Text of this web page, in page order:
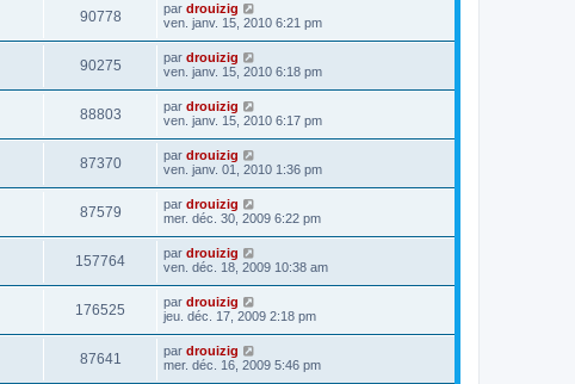
90778 par drouizig
ven. janv. 15, 2010 6:21 pm
90275 par drouizig
ven. janv. 15, 2010 6:18 pm
88803 par drouizig
ven. janv. 15, 2010 6:17 pm
87370 par drouizig
ven. janv. 01, 2010 1:36 pm
87579 par drouizig
mer. déc. 30, 2009 6:22 pm
157764 par drouizig
ven. déc. 18, 2009 10:38 am
176525 par drouizig
jeu. déc. 17, 2009 2:18 pm
87641 par drouizig
mer. déc. 16, 2009 5:46 pm